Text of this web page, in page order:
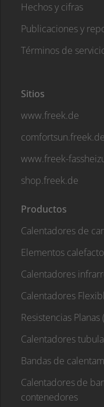
Hechos y cifras
Publicaciones y
Términos de
Sitios
www.freek.de
comfortsun.freek.de
www.freek-
shop.freek.de
Productos
Calentadores de
Elementos
Calentadores
Calentadores
Resistencias Planas
Calentadores
Bandas de
Calentadores de
contenedores